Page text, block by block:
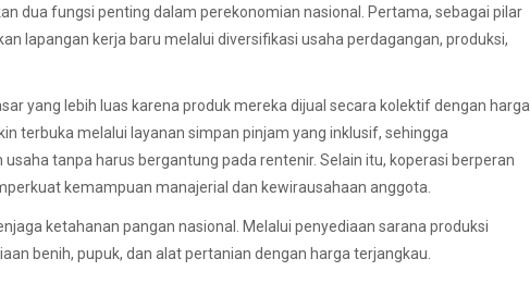
dua fungsi penting dalam perekonomian nasional. Pertama, sebagai pilar
lapangan kerja baru melalui diversifikasi usaha perdagangan, produksi,
yang lebih luas karena produk mereka dijual secara kolektif dengan harga
terbuka melalui layanan simpan pinjam yang inklusif, sehingga
tanpa harus bergantung pada rentenir. Selain itu, koperasi berperan
kemampuan manajerial dan kewirausahaan anggota.
ketahanan pangan nasional. Melalui penyediaan sarana produksi
benih, pupuk, dan alat pertanian dengan harga terjangkau.